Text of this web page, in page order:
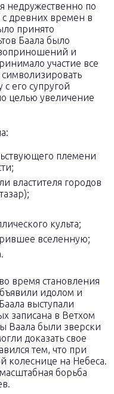
недружественно по
древних времен в
принято
Баала было
и
участие все
его супругой
целью увеличение
племени
властителя городов
культа;
вселенную;
время становления
идолом и
выступали
записана в Ветхом
Ваала были зверски
доказать свое
тем, что при
колеснице на Небеса.
борьба